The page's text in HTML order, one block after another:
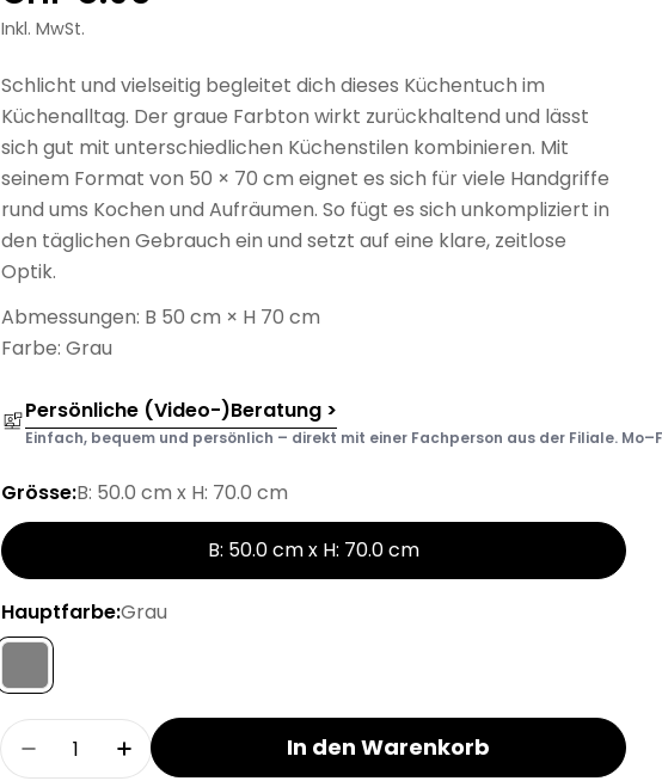
Preis
Inkl. MwSt.
Schlicht und vielseitig begleitet dich dieses Küchentuch im
Küchenalltag. Der graue Farbton wirkt zurückhaltend und lässt
sich gut mit unterschiedlichen Küchenstilen kombinieren. Mit
seinem Format von 50 × 70 cm eignet es sich für viele Handgriffe
rund ums Kochen und Aufräumen. So fügt es sich unkompliziert in
den täglichen Gebrauch ein und setzt auf eine klare, zeitlose
Optik.
Abmessungen: B 50 cm × H 70 cm
Farbe: Grau
Persönliche (Video-)Beratung >
Einfach, bequem und persönlich – direkt mit einer Fachperson aus der Filiale. Mo–Fr
Grösse:B: 50.0 cm x H: 70.0 cm
B: 50.0 cm x H: 70.0 cm
Hauptfarbe:Grau
Menge
Menge für ANDRIN Küchentuch verringern
Menge für ANDRIN Küchentuch erhöhen
In den Warenkorb